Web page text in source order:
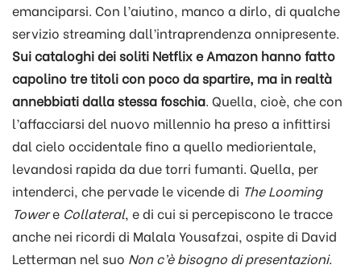
emanciparsi. Con l’aiutino, manco a dirlo, di qualche
servizio streaming dall’intraprendenza onnipresente.
Sui cataloghi dei soliti Netflix e Amazon hanno fatto
capolino tre titoli con poco da spartire, ma in realtà
annebbiati dalla stessa foschia. Quella, cioè, che con
l’affacciarsi del nuovo millennio ha preso a infittirsi
dal cielo occidentale fino a quello mediorientale,
levandosi rapida da due torri fumanti. Quella, per
intenderci, che pervade le vicende di The Looming
Towere Collateral, e di cui si percepiscono le tracce
anche nei ricordi di Malala Yousafzai, ospite di David
Letterman nel suo Non c’è bisogno di presentazioni.